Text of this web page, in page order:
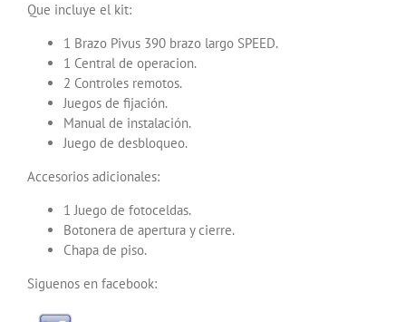
Que incluye el kit:
1 Brazo Pivus 390 brazo largo SPEED.
1 Central de operacion.
2 Controles remotos.
Juegos de fijación.
Manual de instalación.
Juego de desbloqueo.
Accesorios adicionales:
1 Juego de fotoceldas.
Botonera de apertura y cierre.
Chapa de piso.
Siguenos en facebook: